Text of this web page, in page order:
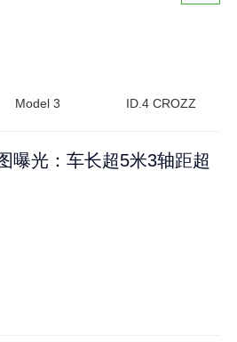
Model 3 ID.4 CROZZ
曝光：车长超5米3轴距超